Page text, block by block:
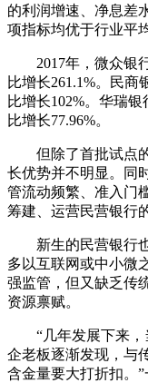
的利润增速、净息差
项指标均优于行业平
2017年，微众银行
比增长261.1%。民商
比增长102%。华瑞
比增长77.96%。
但除了首批试点的
长优势并不明显。同
管流动频繁、准入门
筹建、运营民营银行
新生的民营银行也
多以互联网或中小微
强监管，但又缺乏传
资源禀赋。
“几年发展下来，
企老板逐渐发现，与
含金量要大打折扣。